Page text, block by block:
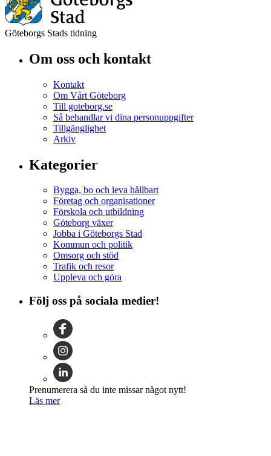
Göteborgs Stads tidning
Om oss och kontakt
Kontakt
Om Vårt Göteborg
Till goteborg.se
Så behandlar vi dina personuppgifter
Tillgänglighet
Arkiv
Kategorier
Bygga, bo och leva hållbart
Företag och organisationer
Förskola och utbildning
Göteborg växer
Jobba i Göteborgs Stad
Kommun och politik
Omsorg och stöd
Trafik och resor
Uppleva och göra
Följ oss på sociala medier!
Prenumerera så du inte missar något nytt!
Läs mer